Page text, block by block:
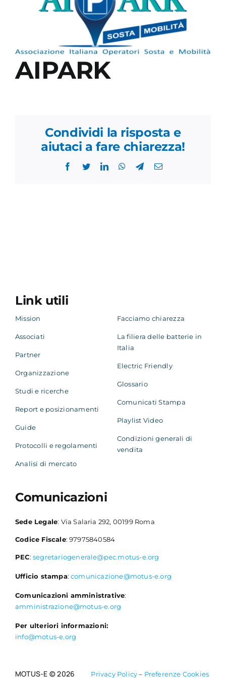
Academy
AIPARK
Condividi la risposta e
aiutaci a fare chiarezza!
Facebook
TwitterLinkedInWhatsApp
TelegramEmail
Link utili
Mission
Associati
Partner
Organizzazione
Studi e ricerche
Report e posizionamenti
Guide
Protocolli e regolamenti
Analisi di mercato
Facciamo chiarezza
La filiera delle batterie in
Italia
Electric Friendly
Glossario
Comunicati Stampa
Playlist Video
Condizioni generali di
vendita
Comunicazioni
Sede Legale: Via Salaria 292, 00199 Roma
Codice Fiscale: 97975840584
PEC: segretariogenerale@pec.motus-e.org
Ufficio stampa:comunicazione@motus-e.org
Comunicazioni amministrative:
amministrazione@motus-e.org
Per ulteriori informazioni:
info@motus-e.org
MOTUS-E © 2026 Privacy Policy– Preferenze Cookies